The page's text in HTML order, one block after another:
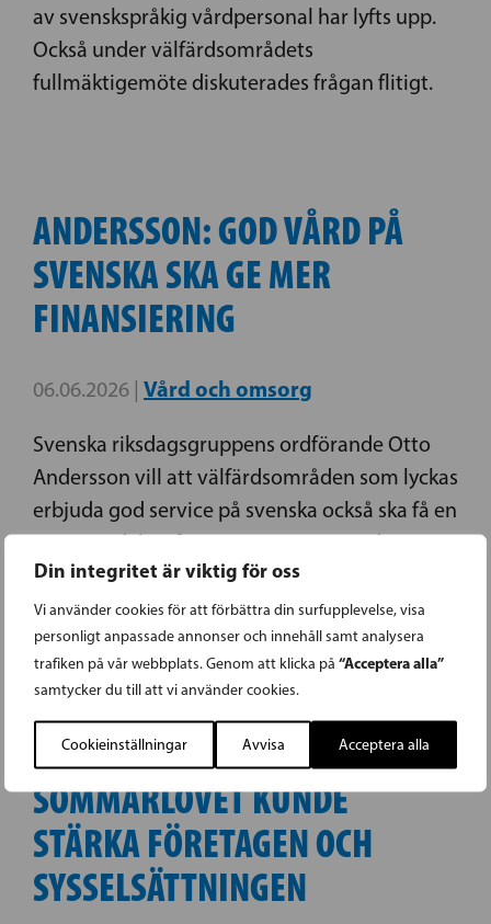
Din integritet är viktig för oss
Vi använder cookies för att förbättra din surfupplevelse, visa
personligt anpassade annonser och innehåll samt analysera
trafiken på vår webbplats. Genom att klicka på “Acceptera alla”
samtycker du till att vi använder cookies.
Cookieinställningar Avvisa Acceptera alla
av svenskspråkig vårdpersonal har lyfts upp.
Också under välfärdsområdets
fullmäktigemöte diskuterades frågan flitigt.
ANDERSSON: GOD VÅRD PÅ
SVENSKA SKA GE MER
FINANSIERING
06.06.2026 | Vård och omsorg
Svenska riksdagsgruppens ordförande Otto
Andersson vill att välfärdsområden som lyckas
erbjuda god service på svenska också ska få en
större andel av finansieringen. Samtidigt
säger han nej till nya planer på att minska
antalet välfärdsområden.
SFP I NYLAND: EN FLYTT AV
SOMMARLOVET KUNDE
STÄRKA FÖRETAGEN OCH
SYSSELSÄTTNINGEN